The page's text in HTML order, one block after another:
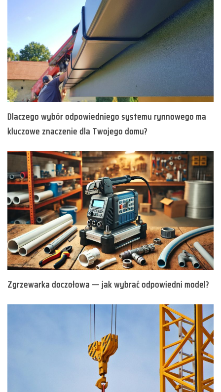
Dlaczego wybór odpowiedniego systemu rynnowego ma
kluczowe znaczenie dla Twojego domu?
Zgrzewarka doczołowa — jak wybrać odpowiedni model?